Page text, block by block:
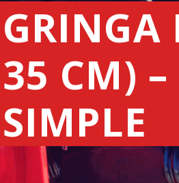
GRINGA
35 CM)
SIMPLE